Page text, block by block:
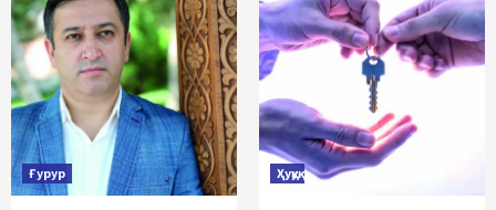
Ғурур Ҳуқуқ